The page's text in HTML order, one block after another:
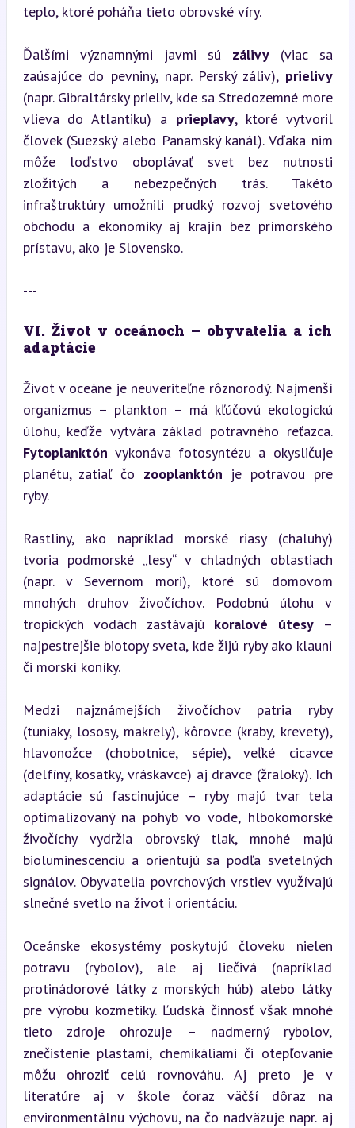
teplo, ktoré poháňa tieto obrovské víry.
Ďalšími významnými javmi sú zálivy (viac sa
zaúsajúce do pevniny, napr. Perský záliv), prielivy
(napr. Gibraltársky prieliv, kde sa Stredozemné more
vlieva do Atlantiku) a prieplavy, ktoré vytvoril
človek (Suezský alebo Panamský kanál). Vďaka nim
môže loďstvo oboplávať svet bez nutnosti
zložitých a nebezpečných trás. Takéto
infraštruktúry umožnili prudký rozvoj svetového
obchodu a ekonomiky aj krajín bez prímorského
prístavu, ako je Slovensko.
---
VI. Život v oceánoch – obyvatelia a ich
adaptácie
Život v oceáne je neuveriteľne rôznorodý. Najmenší
organizmus – plankton – má kľúčovú ekologickú
úlohu, keďže vytvára základ potravného reťazca.
Fytoplanktón vykonáva fotosyntézu a okysličuje
planétu, zatiaľ čo zooplanktón je potravou pre
ryby.
Rastliny, ako napríklad morské riasy (chaluhy)
tvoria podmorské „lesy“ v chladných oblastiach
(napr. v Severnom mori), ktoré sú domovom
mnohých druhov živočíchov. Podobnú úlohu v
tropických vodách zastávajú koralové útesy –
najpestrejšie biotopy sveta, kde žijú ryby ako klauni
či morskí koníky.
Medzi najznámejších živočíchov patria ryby
(tuniaky, lososy, makrely), kôrovce (kraby, krevety),
hlavonožce (chobotnice, sépie), veľké cicavce
(delfíny, kosatky, vráskavce) aj dravce (žraloky). Ich
adaptácie sú fascinujúce – ryby majú tvar tela
optimalizovaný na pohyb vo vode, hlbokomorské
živočíchy vydržia obrovský tlak, mnohé majú
bioluminescenciu a orientujú sa podľa svetelných
signálov. Obyvatelia povrchových vrstiev využívajú
slnečné svetlo na život i orientáciu.
Oceánske ekosystémy poskytujú človeku nielen
potravu (rybolov), ale aj liečivá (napríklad
protinádorové látky z morských húb) alebo látky
pre výrobu kozmetiky. Ľudská činnosť však mnohé
tieto zdroje ohrozuje – nadmerný rybolov,
znečistenie plastami, chemikáliami či otepľovanie
môžu ohroziť celú rovnováhu. Aj preto je v
literatúre aj v škole čoraz väčší dôraz na
environmentálnu výchovu, na čo nadväzuje napr. aj